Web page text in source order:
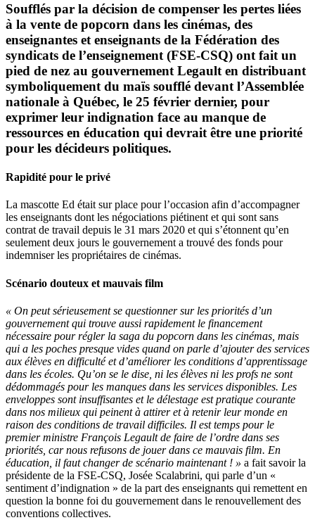
Soufflés par la décision de compenser les pertes liées
à la vente de popcorn dans les cinémas, des
enseignantes et enseignants de la Fédération des
syndicats de l’enseignement (FSE-CSQ) ont fait un
pied de nez au gouvernement Legault en distribuant
symboliquement du maïs soufflé devant l’Assemblée
nationale à Québec, le 25 février dernier, pour
exprimer leur indignation face au manque de
ressources en éducation qui devrait être une priorité
pour les décideurs politiques.
Rapidité pour le privé
La mascotte Ed était sur place pour l’occasion afin d’accompagner
les enseignants dont les négociations piétinent et qui sont sans
contrat de travail depuis le 31 mars 2020 et qui s’étonnent qu’en
seulement deux jours le gouvernement a trouvé des fonds pour
indemniser les propriétaires de cinémas.
Scénario douteux et mauvais film
« On peut sérieusement se questionner sur les priorités d’un
gouvernement qui trouve aussi rapidement le financement
nécessaire pour régler la saga du popcorn dans les cinémas, mais
qui a les poches presque vides quand on parle d’ajouter des services
aux élèves en difficulté et d’améliorer les conditions d’apprentissage
dans les écoles. Qu’on se le dise, ni les élèves ni les profs ne sont
dédommagés pour les manques dans les services disponibles. Les
enveloppes sont insuffisantes et le délestage est pratique courante
dans nos milieux qui peinent à attirer et à retenir leur monde en
raison des conditions de travail difficiles. Il est temps pour le
premier ministre François Legault de faire de l’ordre dans ses
priorités, car nous refusons de jouer dans ce mauvais film. En
éducation, il faut changer de scénario maintenant ! » a fait savoir la
présidente de la FSE-CSQ, Josée Scalabrini, qui parle d’un «
sentiment d’indignation » de la part des enseignants qui remettent en
question la bonne foi du gouvernement dans le renouvellement des
conventions collectives.